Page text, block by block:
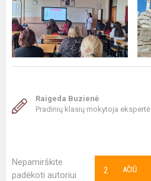
Raigeda Buzienė
Pradinių klasių mokytoja ekspertė
Nepamirškite
padėkoti autoriui
AČIŪ
2